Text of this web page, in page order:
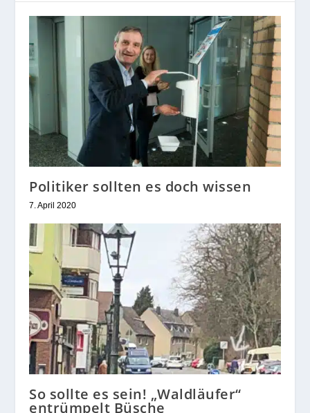
Politiker sollten es doch wissen
7. April 2020
So sollte es sein! „Waldläufer“
entrümpelt Büsche